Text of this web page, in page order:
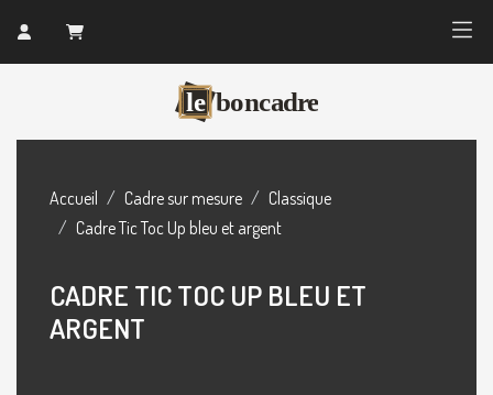
Accueil Cadre sur mesure
Classique
Cadre Tic Toc Up bleu et argent
CADRE TIC TOC UP BLEU ET
ARGENT